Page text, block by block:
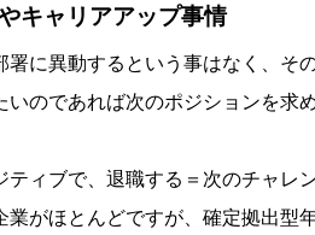
キャリアアップ事情
に異動するという事はなく、そ
のであれば次のポジションを求
ィブで、退職する＝次のチャレ
業がほとんどですが、確定拠出型